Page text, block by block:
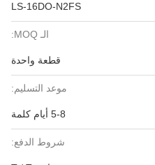
LS-16DO-N2FS
الـ MOQ:
قطعة واحدة
موعد التسليم:
5-8 أيام كلمة
شروط الدفع: